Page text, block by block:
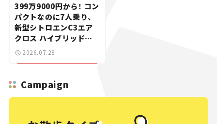
399万9000円から！ コン
パクトなのに7人乗り、
新型シトロエンC3エア
クロス ハイブリッドが
上陸【新車ニュース】
2026.07.28
Campaign